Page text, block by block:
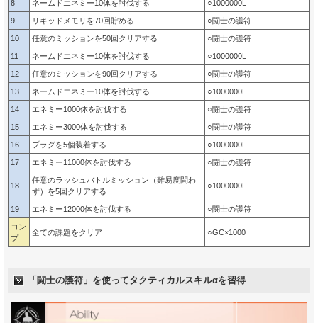
8 ネームドエネミー10体を討伐する ○1000000L
9 リキッドメモリを70回貯める ○闘士の護符
10 任意のミッションを50回クリアする ○闘士の護符
11 ネームドエネミー10体を討伐する ○1000000L
12 任意のミッションを90回クリアする ○闘士の護符
13 ネームドエネミー10体を討伐する ○1000000L
14 エネミー1000体を討伐する ○闘士の護符
15 エネミー3000体を討伐する ○闘士の護符
16 プラグを5個装着する ○1000000L
17 エネミー11000体を討伐する ○闘士の護符
18
任意のラッシュバトルミッション（難易度問わ
ず）を5回クリアする
○1000000L
19 エネミー12000体を討伐する ○闘士の護符
コン
プ
全ての課題をクリア ○GC×1000
「闘士の護符」を使ってタクティカルスキルαを習得